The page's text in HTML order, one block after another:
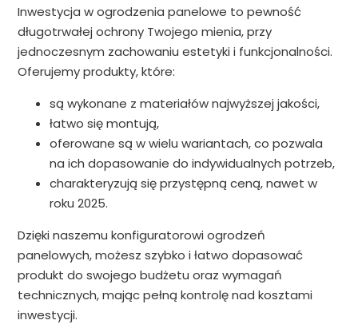
Inwestycja w ogrodzenia panelowe to pewność
długotrwałej ochrony Twojego mienia, przy
jednoczesnym zachowaniu estetyki i funkcjonalności.
Oferujemy produkty, które:
są wykonane z materiałów najwyższej jakości,
łatwo się montują,
oferowane są w wielu wariantach, co pozwala
na ich dopasowanie do indywidualnych potrzeb,
charakteryzują się przystępną ceną, nawet w
roku 2025.
Dzięki naszemu konfiguratorowi ogrodzeń
panelowych, możesz szybko i łatwo dopasować
produkt do swojego budżetu oraz wymagań
technicznych, mając pełną kontrolę nad kosztami
inwestycji.